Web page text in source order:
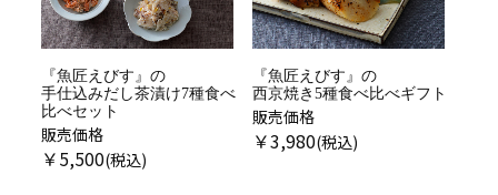
『魚匠えびす』の
手仕込みだし茶漬け7種食べ
比べセット
販売価格
￥5,500
販売価格
￥3,980